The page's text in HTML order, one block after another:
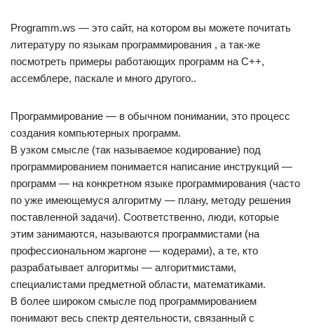
Programm.ws — это сайт, на котором вы можете почитать
литературу по языкам программирования , а так-же
посмотреть примеры работающих программ на С++,
ассемблере, паскале и много другого..
Программирование — в обычном понимании, это процесс
создания компьютерных программ.
В узком смысле (так называемое кодирование) под
программированием понимается написание инструкций —
программ — на конкретном языке программирования (часто
по уже имеющемуся алгоритму — плану, методу решения
поставленной задачи). Соответственно, люди, которые
этим занимаются, называются программистами (на
профессиональном жаргоне — кодерами), а те, кто
разрабатывает алгоритмы — алгоритмистами,
специалистами предметной области, математиками.
В более широком смысле под программированием
понимают весь спектр деятельности, связанный с